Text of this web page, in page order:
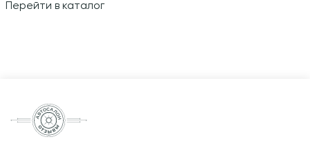
Перейти в каталог